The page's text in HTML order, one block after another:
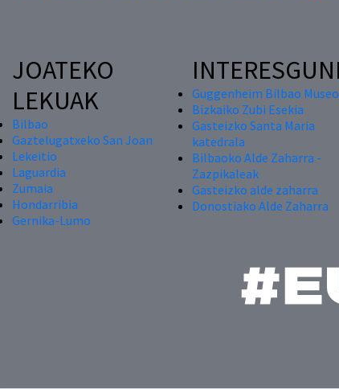
JOATEKO
LEKUAK
Bilbao
Gaztelugatxeko San Joan
Lekeitio
Laguardia
Zumaia
Hondarribia
Gernika-Lumo
Guggenheim Bilbao
Bizkaiko Zubi Esekia
Gasteizko Santa Maria
katedrala
Bilbaoko Alde Zaharra -
Zazpikaleak
Gasteizko alde zaharra
Donostiako Alde Zaharra